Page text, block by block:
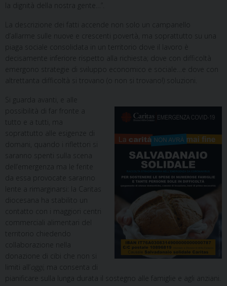
la dignità della nostra gente…”.
La descrizione dei fatti accende non solo un campanello
d’allarme sulle nuove e crescenti povertà, ma soprattutto su una
piaga sociale consolidata in un territorio dove il lavoro è
decisamente inferiore rispetto alla richiesta; dove con difficoltà
emergono strategie di sviluppo economico e sociale…e dove con
altrettanta difficoltà si trovano (o non si trovano!) soluzioni.
Si guarda avanti, e alle
possibilità di far fronte a
tutto e a tutti, ma
soprattutto alle esigenze di
domani, quando i riflettori si
saranno spenti sulla scena
dell’emergenza ma le ferite
da essa provocate saranno
lente a rimarginarsi: la Caritas
diocesana ha stabilito un
contatto con i maggiori centri
commerciali alimentari del
territorio chiedendo
collaborazione nella
donazione di cibi che non si
limiti all’
, ma consenta di
pianificare sulla lunga durata il sostegno alle famiglie e agli anziani.